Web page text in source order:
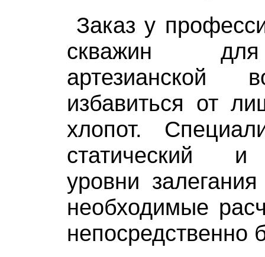
Заказ у
скважин
артезианской
избавиться от
хлопот.
статический и
уровни
необходимые
непосредственно